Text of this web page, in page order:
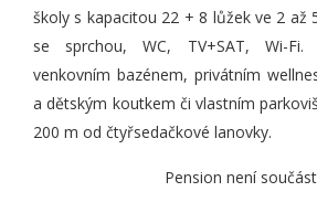
školy s kapacitou 22 + 8 lůžek ve 2 až
se sprchou, WC, TV+SAT, Wi-Fi.
venkovním bazénem, privátním
a dětským koutkem či vlastním
200 m od čtyřsedačkové lanovky.
Pension není